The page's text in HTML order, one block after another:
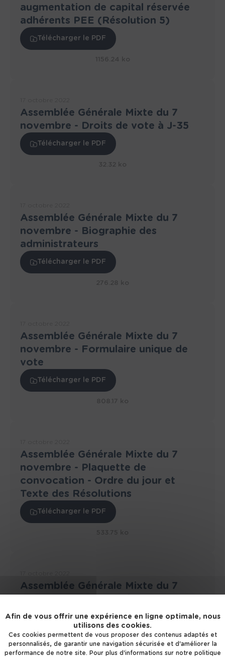
augmentation de capital réservée
adhérents PEE (Résolution 5)
Télécharger le PDF
Assemblée Générale Mixte du 7
novembre - Droits de vote à J-35
Télécharger le PDF
Assemblée Générale Mixte du 7
novembre - Biographie des
administrateurs
Télécharger le PDF
Assemblée Générale Mixte du 7
novembre - Formulaire unique de
vote
Télécharger le PDF
Assemblée Générale Mixte du 7
novembre - Plaquette de
convocation - Ordre du jour et
Texte des Résolutions
Télécharger le PDF
Assemblée Générale Mixte du 7
Télécharger le PDF
488.95 ko
Afin de vous offrir une expérience en ligne optimale, nous
utilisons des cookies.
Ces cookies permettent de vous proposer des contenus adaptés et
personnalisés, de garantir une navigation sécurisée et d'améliorer la
performance de notre site. Pour plus d'informations sur notre politique